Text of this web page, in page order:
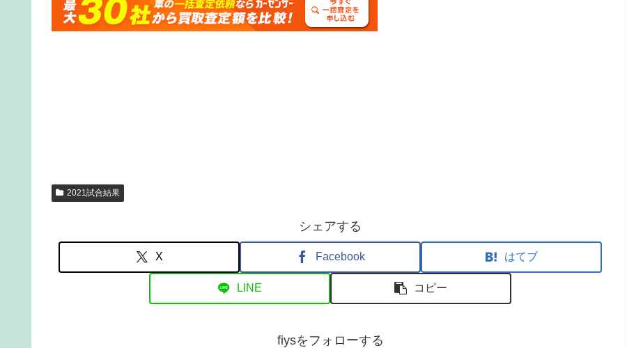
2021試合結果
シェアする
X Facebook はてブ
LINE コピー
fiysをフォローする